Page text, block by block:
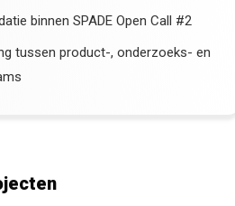
binnen SPADE Open Call #2
tussen product-, onderzoeks- en